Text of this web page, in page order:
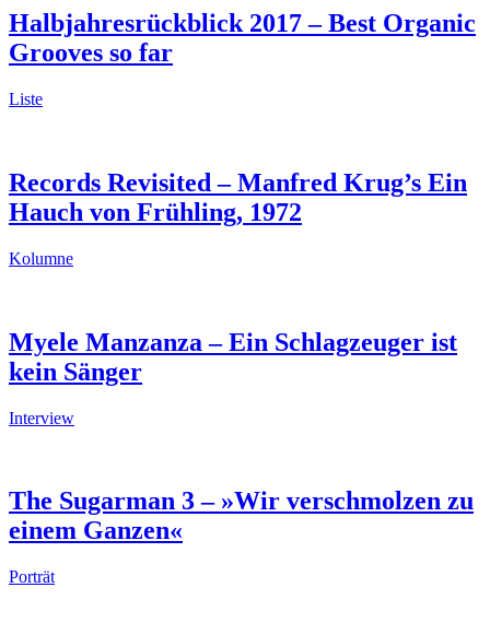
Halbjahresrückblick 2017 – Best Organic
Grooves so far
Liste
Records Revisited – Manfred Krug’s Ein
Hauch von Frühling, 1972
Kolumne
Myele Manzanza – Ein Schlagzeuger ist
kein Sänger
Interview
The Sugarman 3 – »Wir verschmolzen zu
einem Ganzen«
Porträt